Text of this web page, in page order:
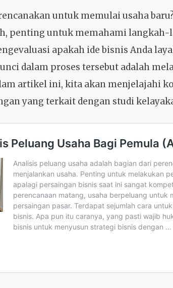
untuk memulai usaha
penting untuk memahami langkah-
apakah ide bisnis Anda
dalam proses tersebut adalah
artikel ini, kita akan menjelajahi
yang terkait dengan studi